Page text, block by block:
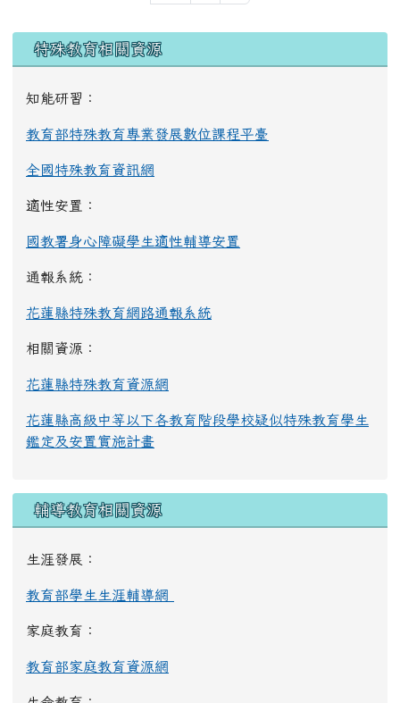
左邊區域內容
特殊教育相關資源
知能研習：
教育部特殊教育專業發展數位課程平臺
全國特殊教育資訊網
適性安置：
國教署身心障礙學生適性輔導安置
通報系統：
花蓮縣特殊教育網路通報系統
相關資源：
花蓮縣特殊教育資源網
花蓮縣高級中等以下各教育階段學校疑似特殊教育學生
鑑定及安置實施計畫
輔導教育相關資源
生涯發展：
教育部學生生涯輔導網
家庭教育：
教育部家庭教育資源網